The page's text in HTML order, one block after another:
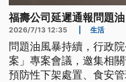
福壽公司延遲通報問題
2026/7/13 12:35 生活
問題油風暴持續，行政
案」專案會議，邀集相
預防性下架處置、食安